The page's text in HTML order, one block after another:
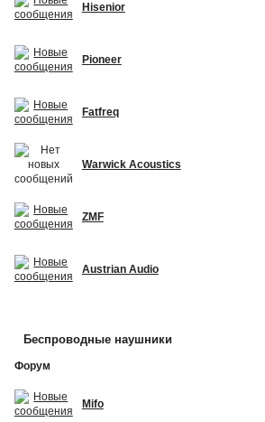
Hisenior
Pioneer
Fatfreq
Warwick Acoustics
ZMF
Austrian Audio
Беспроводные наушники
Форум
Mifo